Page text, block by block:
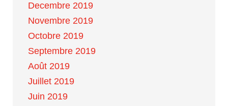
Decembre 2019
Novembre 2019
Octobre 2019
Septembre 2019
Août 2019
Juillet 2019
Juin 2019